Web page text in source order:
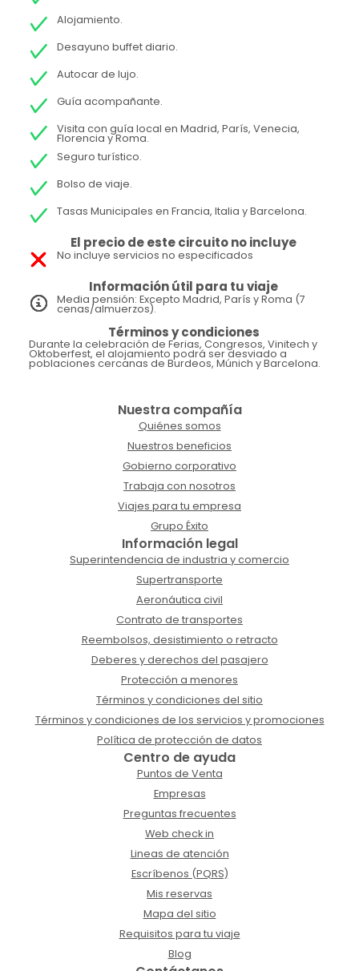
Alojamiento.
Desayuno buffet diario.
Autocar de lujo.
Guía acompañante.
Visita con guía local en Madrid, París, Venecia,
Florencia y Roma.
Seguro turístico.
Bolso de viaje.
Tasas Municipales en Francia, Italia y Barcelona.
El precio de este circuito no incluye
No incluye servicios no especificados
Información útil para tu viaje
Media pensión: Excepto Madrid, París y Roma (7
cenas/almuerzos).
Términos y condiciones
Durante la celebración de Ferias, Congresos, Vinitech y
Oktoberfest, el alojamiento podrá ser desviado a
poblaciones cercanas de Burdeos, Múnich y Barcelona.
Nuestra compañía
Quiénes somos
Nuestros beneficios
Gobierno corporativo
Trabaja con nosotros
Viajes para tu empresa
Grupo Éxito
Información legal
Superintendencia de industria y comercio
Supertransporte
Aeronáutica civil
Contrato de transportes
Reembolsos, desistimiento o retracto
Deberes y derechos del pasajero
Protección a menores
Términos y condiciones del sitio
Términos y condiciones de los servicios y promociones
Política de protección de datos
Centro de ayuda
Puntos de Venta
Empresas
Preguntas frecuentes
Web check in
Lineas de atención
Escríbenos (PQRS)
Mis reservas
Mapa del sitio
Requisitos para tu viaje
Blog